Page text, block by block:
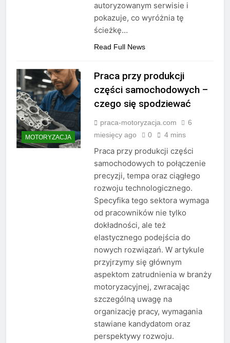
autoryzowanym serwisie i
pokazuje, co wyróżnia tę
ścieżkę…
Read Full News
MOTORYZACJA
Praca przy produkcji
części samochodowych –
czego się spodziewać
praca-motoryzacja.com
6
miesięcy ago
0 4 mins
Praca przy produkcji części
samochodowych to połączenie
precyzji, tempa oraz ciągłego
rozwoju technologicznego.
Specyfika tego sektora wymaga
od pracowników nie tylko
dokładności, ale też
elastycznego podejścia do
nowych rozwiązań. W artykule
przyjrzymy się głównym
aspektom zatrudnienia w branży
motoryzacyjnej, zwracając
szczególną uwagę na
organizację pracy, wymagania
stawiane kandydatom oraz
perspektywy rozwoju.